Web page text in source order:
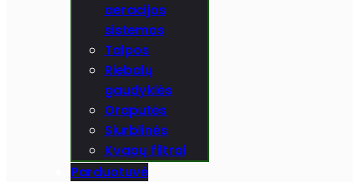
aeracijos
sistemos
Talpos
Riebalų
gaudyklės
Oraputės
Siurblinės
Kvapų filtrai
Parduotuvė